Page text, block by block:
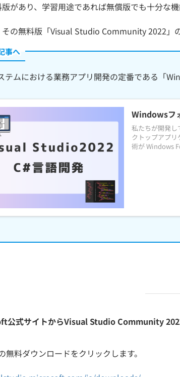
があり、学習用途であれば無償版でも十分な機
の無料版「Visual Studio Community 2022」
事へ
テムにおける業務アプリ開発の定番である「
Windowsフ
私たちが開発
クトップアプ
術が Windows
公式サイトからVisual Studio Community
料ダウンロードをクリックします。